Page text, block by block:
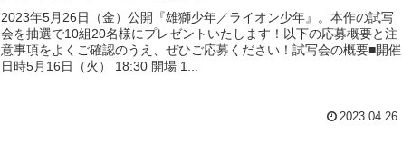
2023年5月26日（金）公開『雄獅少年／ライオン少年』。本作の試写
会を抽選で10組20名様にプレゼントいたします！以下の応募概要と注
意事項をよくご確認のうえ、ぜひご応募ください！試写会の概要■開催
日時5月16日（火） 18:30 開場 1...
2023.04.26